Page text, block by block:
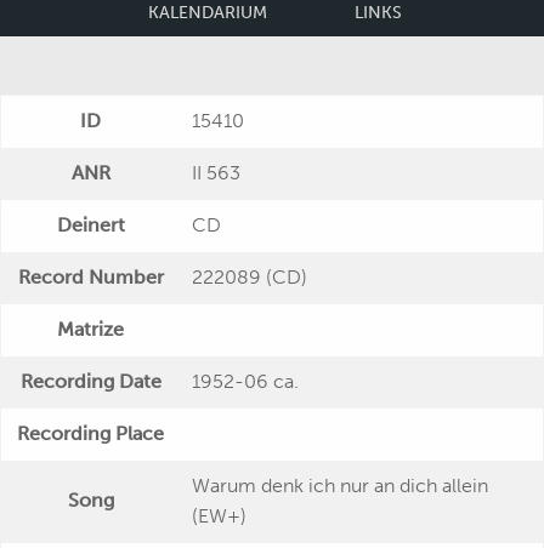
KALENDARIUM LINKS
ID 15410
ANR II 563
Deinert CD
Record Number 222089 (CD)
Matrize
Recording Date 1952-06 ca.
Recording Place
Song
Warum denk ich nur an dich allein
(EW+)